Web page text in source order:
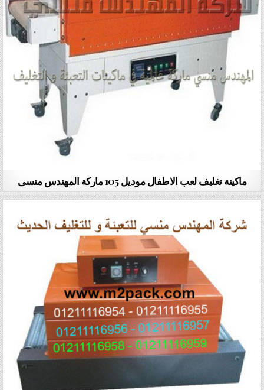
ماكينة تغليف لعب الاطفال موديل 105 ماركة المهندس منسى